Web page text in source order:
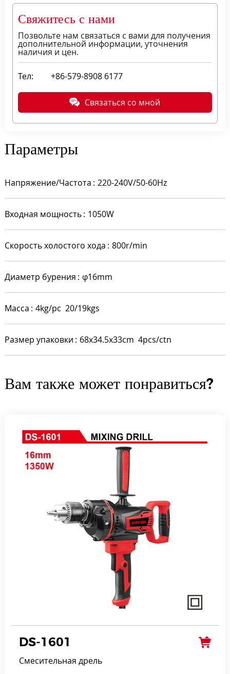
Свяжитесь с нами
Позвольте нам связаться с вами для получения
дополнительной информации, уточнения
наличия и цен.
Тел: +86-579-8908 6177
Связаться со мной
Параметры
Напряжение/Частота 220-240V/50-60Hz
Входная мощность 1050W
Скорость холостого хода 800r/min
Диаметр бурения φ16mm
Масса 4kg/pc 20/19kgs
Размер упаковки 68x34.5x33cm 4pcs/ctn
Вам также может понравиться?
DS-1601
Смесительная дрель